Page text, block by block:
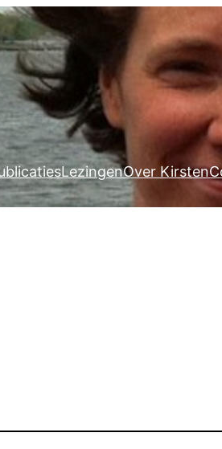
LezingenOver Kirsten